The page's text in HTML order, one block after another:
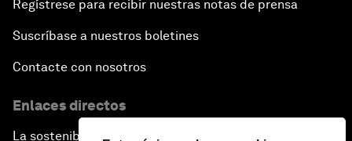
Regístrese para recibir nuestras notas de prensa
Suscríbase a nuestros boletines
Contacte con nosotros
Enlaces directos
La sostenibilidad en el Foro